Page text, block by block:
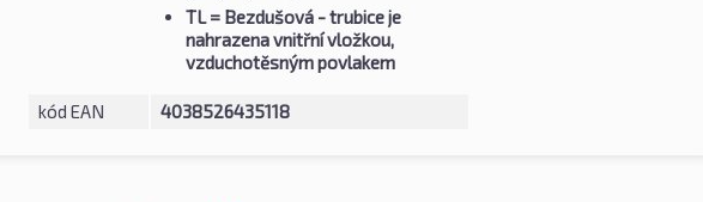
TL= Bezdušová - trubice je
nahrazena vnitřní vložkou,
vzduchotěsným povlakem
kód EAN 4038526435118